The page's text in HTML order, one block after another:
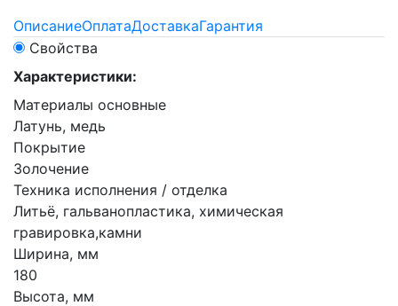
ОписаниеОплатаДоставкаГарантия
Свойства
Характеристики:
Материалы основные
Латунь, медь
Покрытие
Золочение
Техника исполнения / отделка
Литьё, гальванопластика, химическая
гравировка,камни
Ширина, мм
180
Высота, мм